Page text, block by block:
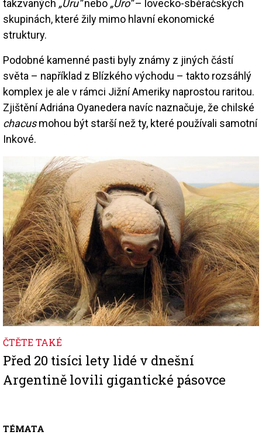
takzvaných „Uru“nebo „Uro“– lovecko-sběračských
skupinách, které žily mimo hlavní ekonomické
struktury.
Podobné kamenné pasti byly známy z jiných částí
světa – například z Blízkého východu – takto rozsáhlý
komplex je ale v rámci Jižní Ameriky naprostou raritou.
Zjištění Adriána Oyanedera navíc naznačuje, že chilské
chacusmohou být starší než ty, které používali samotní
Inkové.
ČTĚTE TAKÉ
Před 20 tisíci lety lidé v dnešní
Argentině lovili gigantické pásovce
TÉMATA